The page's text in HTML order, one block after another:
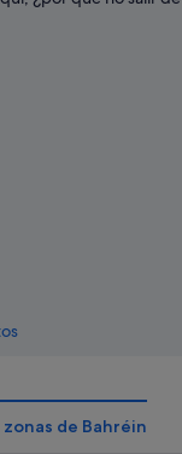
zonas de Bahréin